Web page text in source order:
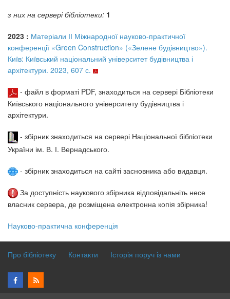
з них на сервері бібліотеки: 1
2023 : Матеріали ІІ Міжнародної науково-практичної
конференції «Green Construction» («Зелене будівництво»).
Київ: Київський національний університет будівництва і
архітектури. 2023, 607 с.
- файл в форматі PDF, знаходиться на сервері Бібліотеки
Київського національного університету будівництва і
архітектури.
- збірник знаходиться на сервері Національної бібліотеки
України ім. В. І. Вернадського.
- збірник знаходиться на сайті засновника або видавця.
За доступність наукового збірника відповідальніть несе
власник сервера, де розміщена електронна копія збірника!
Науково-практична конференція
Про бібліотеку Контакти Історія поруч із нами